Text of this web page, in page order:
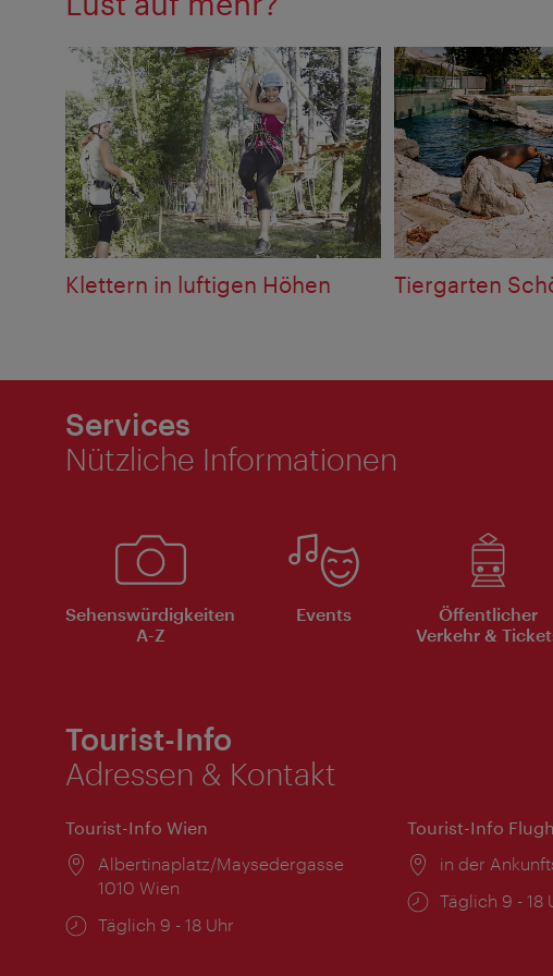
Klettern in luftigen Höhen Tiergarten
Services
Nützliche Informationen
Sehenswürdigkeiten
A-Z
Events
Öffentlicher
Verkehr &
Tourist-Info
Adressen & Kontakt
Tourist-Info Wien
Ort:
Albertinaplatz/Maysedergasse
1010 Wien
Öffnungszeiten:
Täglich 9 - 18 Uhr
Tourist-Info
Ort:
in der
Täglich 9 - 18